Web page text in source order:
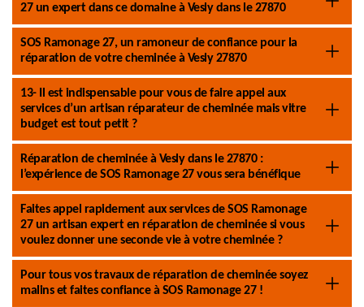
27 un expert dans ce domaine à Vesly dans le 27870
SOS Ramonage 27, un ramoneur de confiance pour la
réparation de votre cheminée à Vesly 27870
13- Il est indispensable pour vous de faire appel aux
services d’un artisan réparateur de cheminée mais vitre
budget est tout petit ?
Réparation de cheminée à Vesly dans le 27870 :
l’expérience de SOS Ramonage 27 vous sera bénéfique
Faites appel rapidement aux services de SOS Ramonage
27 un artisan expert en réparation de cheminée si vous
voulez donner une seconde vie à votre cheminée ?
Pour tous vos travaux de réparation de cheminée soyez
malins et faites confiance à SOS Ramonage 27 !